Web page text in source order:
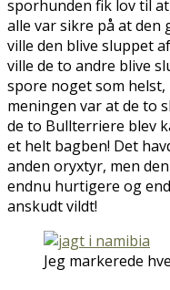
sporhunden fik lov til
alle var sikre på at den
ville den blive sluppet
ville de to andre blive
spore noget som
meningen var at de to
de to Bullterriere blev
et helt bagben! Det
anden oryxtyr, men
endnu hurtigere og
anskudt vildt!
Jeg markerede